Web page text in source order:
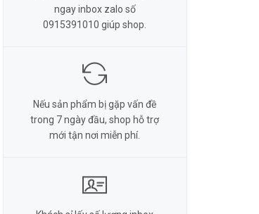
ngay inbox zalo số
0915391010 giúp shop.
Nếu sản phẩm bị gặp vấn đề
trong 7 ngày đầu, shop hỗ trợ
mới tận nơi miễn phí.